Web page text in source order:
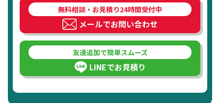
無料相談・お見積り24時間受付中
メールでお問い合わせ
友達追加で簡単スムーズ
LINEでお見積り